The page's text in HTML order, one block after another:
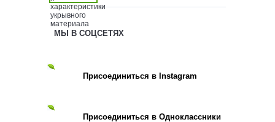
МЫ В СОЦСЕТЯХ
Присоединиться в Instagram
Присоединиться в Одноклассники